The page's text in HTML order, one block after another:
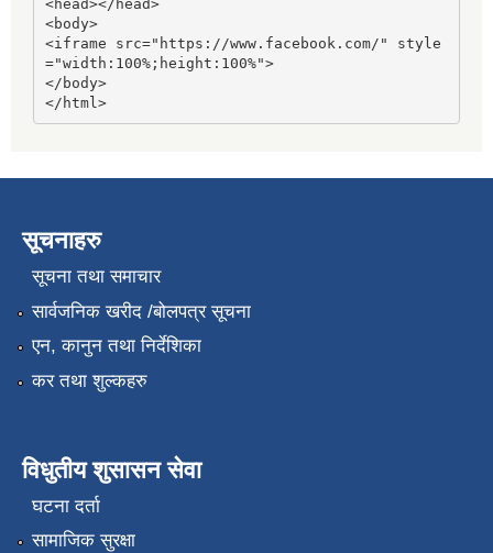
<head></head>
<body>
<iframe src="https://www.facebook.com/" style
="width:100%;height:100%">
</body>
</html>
सूचनाहरु
सूचना तथा समाचार
सार्वजनिक खरीद /बोलपत्र सूचना
एन, कानुन तथा निर्देशिका
कर तथा शुल्कहरु
विधुतीय शुसासन सेवा
घटना दर्ता
सामाजिक सुरक्षा